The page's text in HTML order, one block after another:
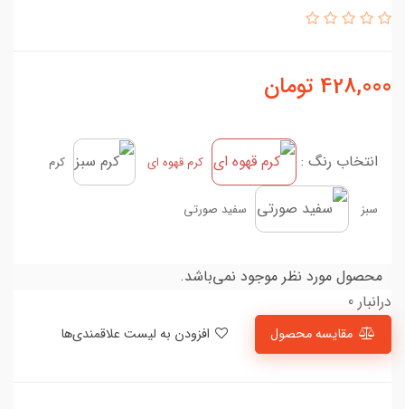
428,000 تومان
انتخاب رنگ : کرم قهوه ای کرم
سبز سفید صورتی
محصول مورد نظر موجود نمی‌باشد.
درانبار 0
مقایسه محصول